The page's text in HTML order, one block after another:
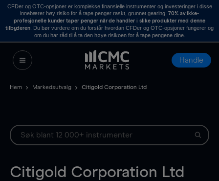
CFDer og OTC-opsjoner er komplekse finansielle instrumenter og investeringer i disse
innebærer høy risiko for å tape penger raskt, grunnet gearing. 70% av ikke-
profesjonelle kunder taper penger når de handler i slike produkter med denne
tilbyderen . Du bør vurdere om du forstår hvordan CFDer og OTC-opsjoner fungerer og
om du har råd til å ta den høye risikoen for å tape pengene dine.
Handle
Hem Markedsutvalg Citigold Corporation Ltd
Citigold Corporation Ltd